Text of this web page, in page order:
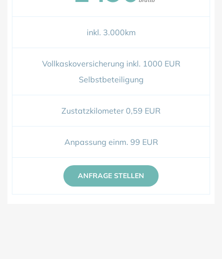
inkl. 3.000km
Vollkaskoversicherung inkl. 1000 EUR
Selbstbeteiligung
Zustatzkilometer 0,59 EUR
Anpassung einm. 99 EUR
ANFRAGE STELLEN